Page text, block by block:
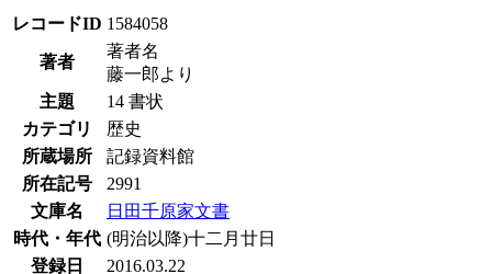
レコードID 1584058
著者
著者名
藤一郎より
主題
14 書状
カテゴリ
歴史
所蔵場所
記録資料館
所在記号
2991
文庫名
日田千原家文書
時代・年代 (明治以降)十二月廿日
登録日
2016.03.22